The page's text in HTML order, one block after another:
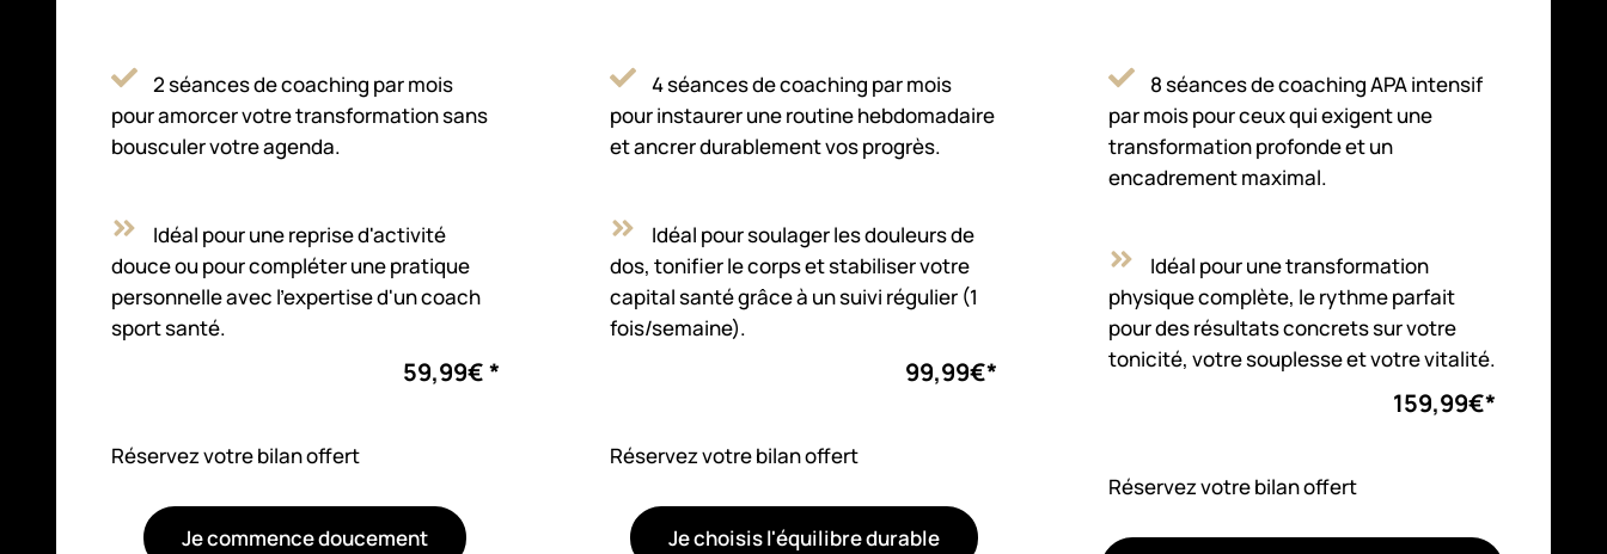
2 séances de coaching par mois
pour amorcer votre transformation sans
bousculer votre agenda.
Idéal pour une reprise d'activité
douce ou pour compléter une pratique
personnelle avec l'expertise d'un coach
sport santé.
59,99€ *
Réservez votre bilan offert
Je commence doucement
4 séances de coaching par mois
pour instaurer une routine hebdomadaire
et ancrer durablement vos progrès.
Idéal pour soulager les douleurs de
dos, tonifier le corps et stabiliser votre
capital santé grâce à un suivi régulier (1
fois/semaine).
99,99€*
Réservez votre bilan offert
Je choisis l'équilibre durable
8 séances de coaching APA intensif
par mois pour ceux qui exigent une
transformation profonde et un
encadrement maximal.
Idéal pour une transformation
physique complète, le rythme parfait
pour des résultats concrets sur votre
tonicité, votre souplesse et votre vitalité.
159,99€*
Réservez votre bilan offert